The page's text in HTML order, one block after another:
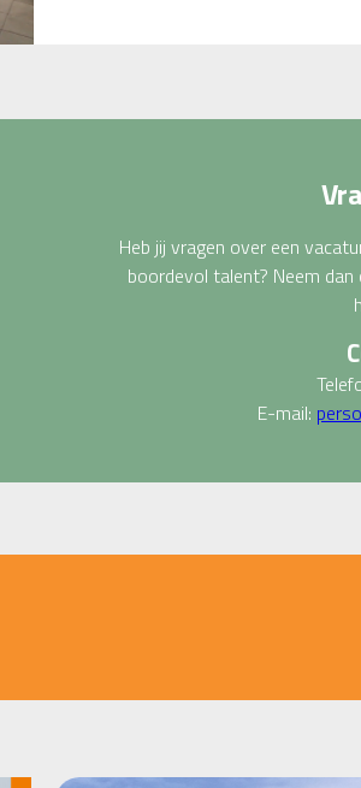
Heb jij vragen over een
boordevol talent? Neem
E-mail: